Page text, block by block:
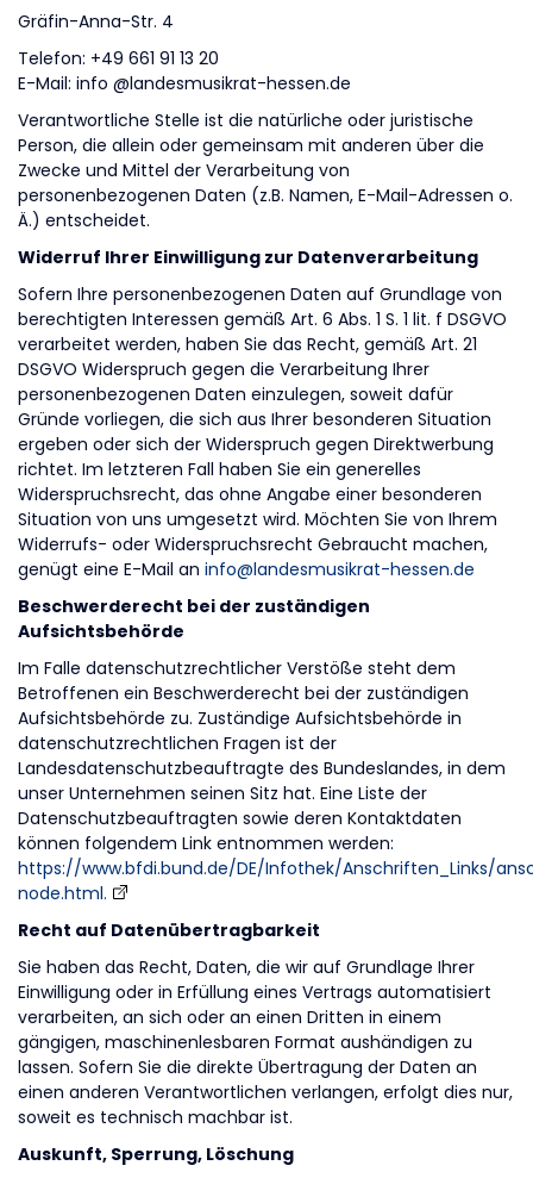
Gräfin-Anna-Str. 4
Telefon: +49 661 91 13 20
E-Mail: info @landesmusikrat-hessen.de
Verantwortliche Stelle ist die natürliche oder juristische
Person, die allein oder gemeinsam mit anderen über die
Zwecke und Mittel der Verarbeitung von
personenbezogenen Daten (z.B. Namen, E-Mail-Adressen o.
Ä.) entscheidet.
Widerruf Ihrer Einwilligung zur Datenverarbeitung
Sofern Ihre personenbezogenen Daten auf Grundlage von
berechtigten Interessen gemäß Art. 6 Abs. 1 S. 1 lit. f DSGVO
verarbeitet werden, haben Sie das Recht, gemäß Art. 21
DSGVO Widerspruch gegen die Verarbeitung Ihrer
personenbezogenen Daten einzulegen, soweit dafür
Gründe vorliegen, die sich aus Ihrer besonderen Situation
ergeben oder sich der Widerspruch gegen Direktwerbung
richtet. Im letzteren Fall haben Sie ein generelles
Widerspruchsrecht, das ohne Angabe einer besonderen
Situation von uns umgesetzt wird. Möchten Sie von Ihrem
Widerrufs- oder Widerspruchsrecht Gebraucht machen,
genügt eine E-Mail an info@landesmusikrat-hessen.de
Beschwerderecht bei der zuständigen
Aufsichtsbehörde
Im Falle datenschutzrechtlicher Verstöße steht dem
Betroffenen ein Beschwerderecht bei der zuständigen
Aufsichtsbehörde zu. Zuständige Aufsichtsbehörde in
datenschutzrechtlichen Fragen ist der
Landesdatenschutzbeauftragte des Bundeslandes, in dem
unser Unternehmen seinen Sitz hat. Eine Liste der
Datenschutzbeauftragten sowie deren Kontaktdaten
können folgendem Link entnommen werden:
https://www.bfdi.bund.de/DE/Infothek/Anschriften_Links/
node.html.
Recht auf Datenübertragbarkeit
Sie haben das Recht, Daten, die wir auf Grundlage Ihrer
Einwilligung oder in Erfüllung eines Vertrags automatisiert
verarbeiten, an sich oder an einen Dritten in einem
gängigen, maschinenlesbaren Format aushändigen zu
lassen. Sofern Sie die direkte Übertragung der Daten an
einen anderen Verantwortlichen verlangen, erfolgt dies nur,
soweit es technisch machbar ist.
Auskunft, Sperrung, Löschung